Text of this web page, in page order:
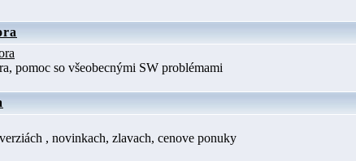
pomoc so všeobecnými SW problémami
, novinkach, zlavach, cenove ponuky